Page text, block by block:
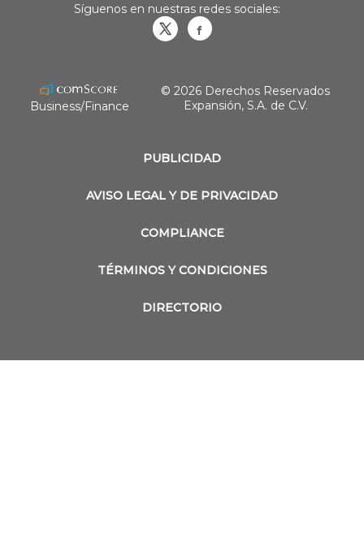
PUBLICIDAD
AVISO LEGAL Y DE PRIVACIDAD
COMPLIANCE
TÉRMINOS Y CONDICIONES
DIRECTORIO
Síguenos en nuestras redes sociales:
Business/Finance
© 2026 Derechos Reservados
Expansión, S.A. de C.V.